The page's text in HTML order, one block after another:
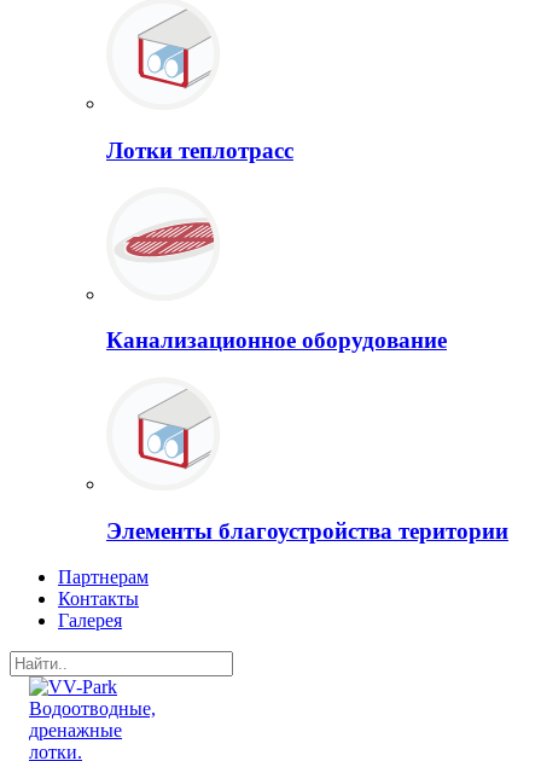
Лотки теплотрасс
Канализационное оборудование
Элементы благоустройства територии
Партнерам
Контакты
Галерея